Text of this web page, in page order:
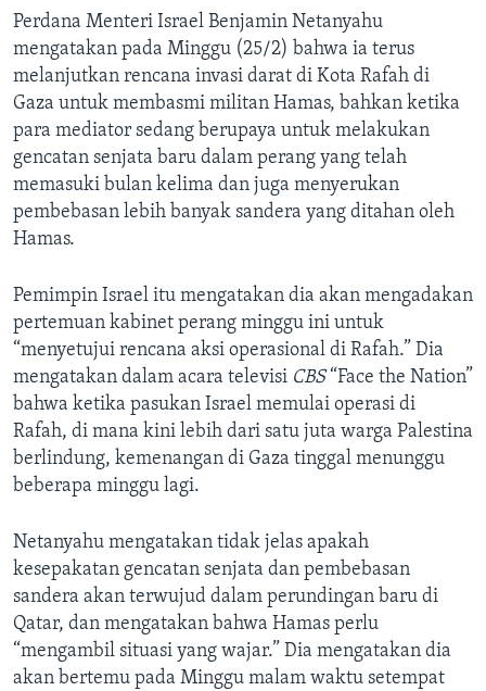
Perdana Menteri Israel Benjamin Netanyahu
mengatakan pada Minggu (25/2) bahwa ia terus
melanjutkan rencana invasi darat di Kota Rafah di
Gaza untuk membasmi militan Hamas, bahkan ketika
para mediator sedang berupaya untuk melakukan
gencatan senjata baru dalam perang yang telah
memasuki bulan kelima dan juga menyerukan
pembebasan lebih banyak sandera yang ditahan oleh
Hamas.
Pemimpin Israel itu mengatakan dia akan mengadakan
pertemuan kabinet perang minggu ini untuk
“menyetujui rencana aksi operasional di Rafah.” Dia
mengatakan dalam acara televisi CBS“Face the Nation”
bahwa ketika pasukan Israel memulai operasi di
Rafah, di mana kini lebih dari satu juta warga Palestina
berlindung, kemenangan di Gaza tinggal menunggu
beberapa minggu lagi.
Netanyahu mengatakan tidak jelas apakah
kesepakatan gencatan senjata dan pembebasan
sandera akan terwujud dalam perundingan baru di
Qatar, dan mengatakan bahwa Hamas perlu
“mengambil situasi yang wajar.” Dia mengatakan dia
akan bertemu pada Minggu malam waktu setempat